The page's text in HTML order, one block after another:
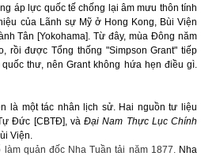
áp lực quốc tế chống lại âm mưu thôn tính
của Lãnh sự Mỹ ở Hong Kong, Bùi Viện
Tân [Yokohama]. Từ đây, mùa Đông năm
rồi được Tổng thống "Simpson Grant" tiếp
thư, nên Grant không hứa hẹn điều gì.
là một tác nhân lịch sử. Hai nguồn tư liệu
Đức [CBTĐ], vàĐại Nam Thực Lục Chính
Viện.
quản đốc Nha Tuần tải năm 1877. Nha